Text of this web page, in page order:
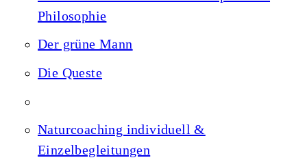
Philosophie
Der grüne Mann
Die Queste
Naturcoaching individuell &
Einzelbegleitungen